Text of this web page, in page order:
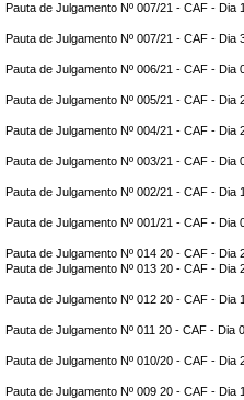
Pauta de Julgamento Nº 007/21 - CAF - Dia
Pauta de Julgamento Nº 007/21 - CAF - Dia
Pauta de Julgamento Nº 006/21 - CAF - Dia
Pauta de Julgamento Nº 005/21 - CAF - Dia
Pauta de Julgamento Nº 004/21 - CAF - Dia
Pauta de Julgamento Nº 003/21 - CAF - Dia
Pauta de Julgamento Nº 002/21 - CAF - Dia
Pauta de Julgamento Nº 001/21 - CAF - Dia
Pauta de Julgamento Nº 014 20 - CAF - Dia
Pauta de Julgamento Nº 013 20 - CAF - Dia
Pauta de Julgamento Nº 012 20 - CAF - Dia
Pauta de Julgamento Nº 011 20 - CAF - Dia
Pauta de Julgamento Nº 010/20 - CAF - Dia
Pauta de Julgamento Nº 009 20 - CAF - Dia